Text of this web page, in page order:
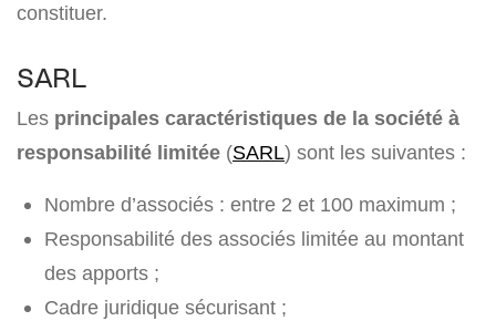
constituer.
SARL
Les principales caractéristiques de la société à
responsabilité limitée (SARL) sont les suivantes :
Nombre d’associés : entre 2 et 100 maximum ;
Responsabilité des associés limitée au montant
des apports ;
Cadre juridique sécurisant ;